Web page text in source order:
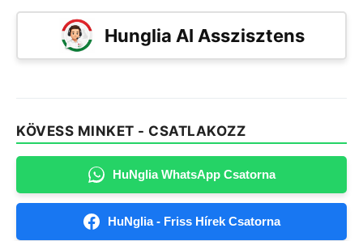
Hunglia AI Asszisztens
KÖVESS MINKET - CSATLAKOZZ
HuNglia WhatsApp Csatorna
HuNglia - Friss Hírek Csatorna